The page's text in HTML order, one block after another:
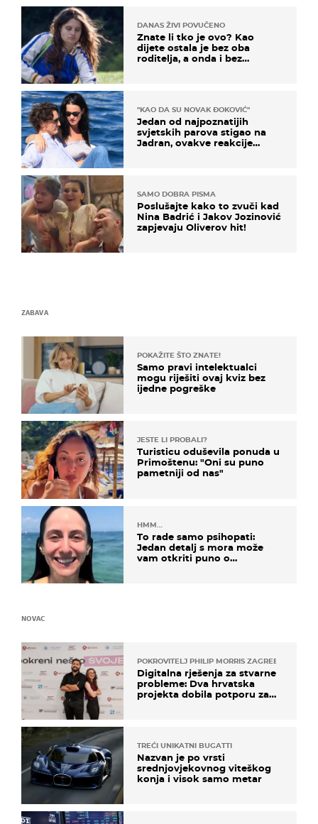
DANAS ŽIVI POVUČENO
Znate li tko je ovo? Kao
dijete ostala je bez oba
roditelja, a onda i bez
"KAO DA SU NOVAK ĐOKOVIĆ"
Jedan od najpoznatijih
svjetskih parova stigao na
Jadran, ovakve reakcije
SAMO DOBRA PISMA
Poslušajte kako to zvuči kad
Nina Badrić i Jakov Jozinović
zapjevaju Oliverov hit!
ZABAVA
POKAŽITE ŠTO ZNATE!
Samo pravi intelektualci
mogu riješiti ovaj kviz bez
ijedne pogreške
JESTE LI PROBALI?
Turisticu oduševila ponuda u
Primoštenu: "Oni su puno
pametniji od nas"
HMM…
To rade samo psihopati:
Jedan detalj s mora može
vam otkriti puno o
NOVAC
POKROVITELJ PHILIP MORRIS ZAGREB
Digitalna rješenja za stvarne
probleme: Dva hrvatska
projekta dobila potporu za
TREĆI UNIKATNI BUGATTI
Nazvan je po vrsti
srednjovjekovnog viteškog
konja i visok samo metar